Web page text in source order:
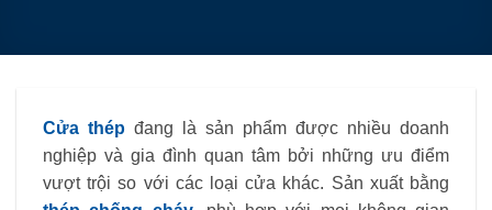
Cửa thép đang là sản phẩm được nhiều doanh
nghiệp và gia đình quan tâm bởi những ưu điểm
vượt trội so với các loại cửa khác. Sản xuất bằng